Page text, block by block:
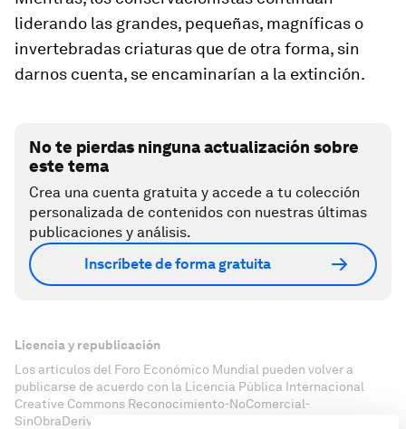
liderando las grandes, pequeñas, magníficas o
invertebradas criaturas que de otra forma, sin
darnos cuenta, se encaminarían a la extinción.
No te pierdas ninguna actualización sobre
este tema
Crea una cuenta gratuita y accede a tu colección
personalizada de contenidos con nuestras últimas
publicaciones y análisis.
Inscríbete de forma gratuita
Licencia y republicación
Los artículos del Foro Económico Mundial pueden volver a
publicarse de acuerdo con la Licencia Pública Internacional
Creative Commons Reconocimiento-NoComercial-
SinObraDerivada 4.0, y de acuerdo con nuestras condiciones de